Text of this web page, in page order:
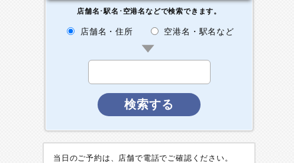
店舗名･駅名･空港名などで検索できます。
店舗名・住所 空港名・駅名など
検索する
当日のご予約は、店舗で電話でご確認ください。